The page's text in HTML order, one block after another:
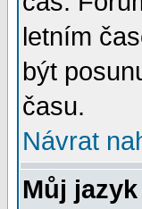
letním
být
času.
Návrat
Můj